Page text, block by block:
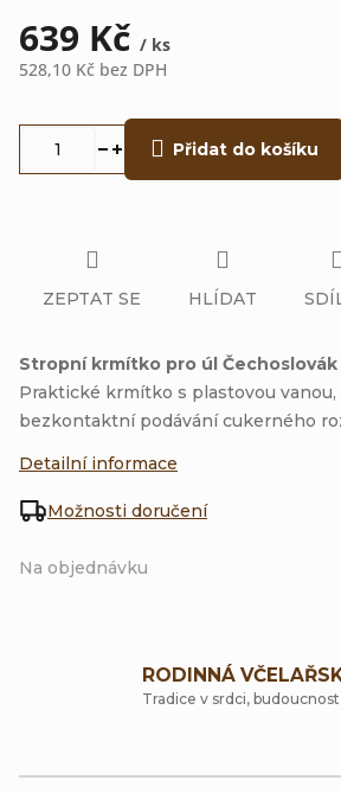
639 Kč / ks
528,10 Kč bez DPH
Na objednávku
Možnosti doručení
Přidat do košíku
Stropní krmítko pro úl Čechoslovák
Praktické krmítko s plastovou
bezkontaktní podávání cukerného
Detailní informace
ZEPTAT SE HLÍDAT
RODINNÁ
Tradice v srdci,